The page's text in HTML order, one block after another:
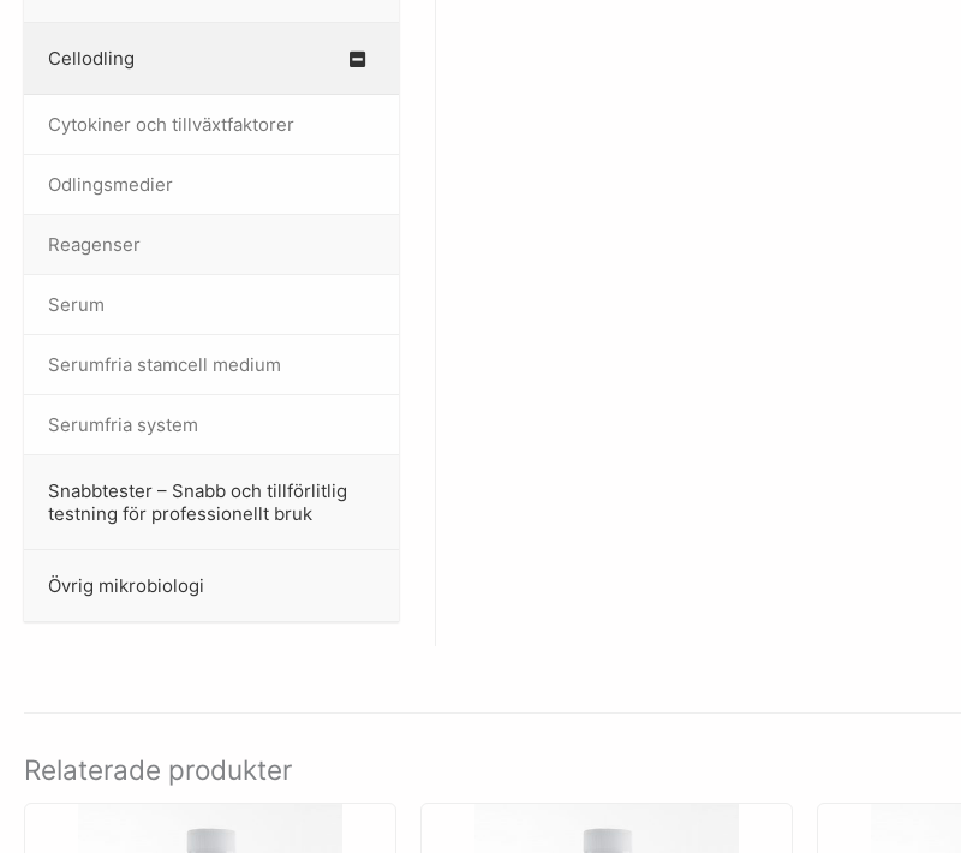
Cellodling
–
Cytokiner och tillväxtfaktorer
Odlingsmedier
Reagenser
Serum
Serumfria stamcell medium
Serumfria system
Snabbtester – Snabb och tillförlitlig
testning för professionellt bruk
–
Övrig mikrobiologi
–
Relaterade produkter